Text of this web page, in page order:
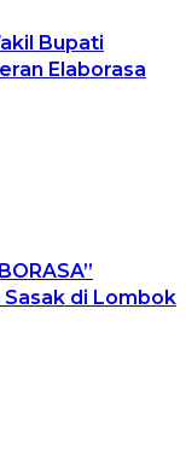
Bupati
Elaborasa
di Lombok